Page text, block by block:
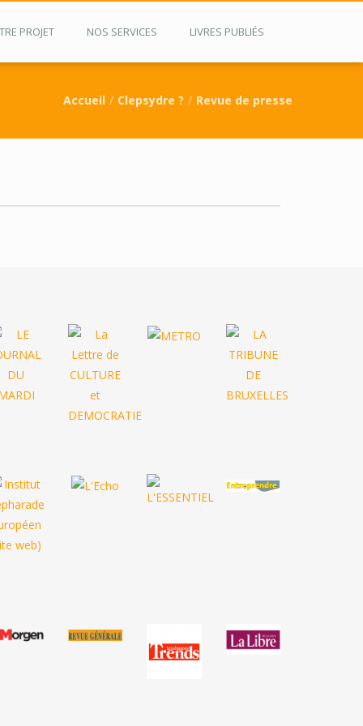
PROJET NOS SERVICES LIVRES PUBLIÉS
Accueil Clepsydre ? Revue de presse